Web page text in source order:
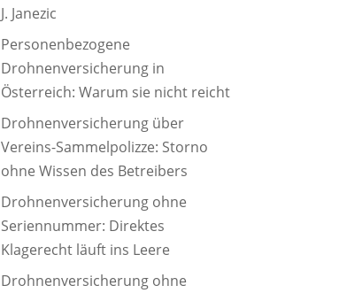
J. Janezic
Personenbezogene
Drohnenversicherung in
Österreich: Warum sie nicht reicht
Drohnenversicherung über
Vereins-Sammelpolizze: Storno
ohne Wissen des Betreibers
Drohnenversicherung ohne
Seriennummer: Direktes
Klagerecht läuft ins Leere
Drohnenversicherung ohne